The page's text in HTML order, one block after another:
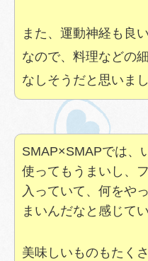
また、運動神経も良
なので、料理などの
なしそうだと思いまし
SMAP×SMAPでは、
使ってもうまいし、
入っていて、何をや
まいんだなと感じて
美味しいものもたく